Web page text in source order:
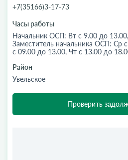
+7(35166)3-17-73
Часы работы
Начальник ОСП: Вт с 9.00 до
Заместитель начальника ОСП: Ср
с 09.00 до 13.00, Чт с 13.00 до
Район
Увельское
Проверить